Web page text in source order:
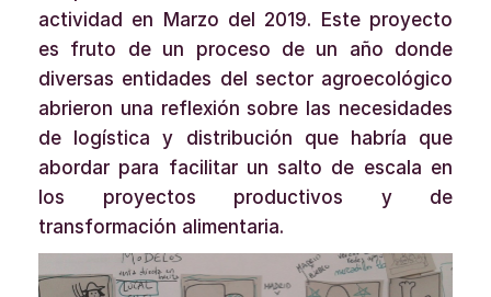
actividad en Marzo del 2019. Este proyecto
es fruto de un proceso de un año donde
diversas entidades del sector agroecológico
abrieron una reflexión sobre las necesidades
de logística y distribución que habría que
abordar para facilitar un salto de escala en
los proyectos productivos y de
transformación alimentaria.